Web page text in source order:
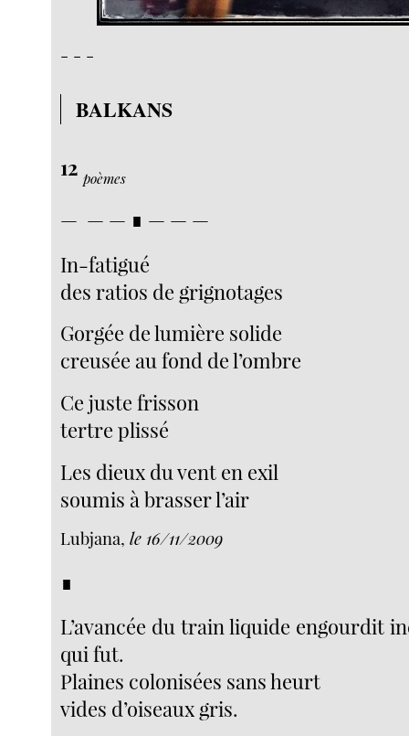
- - -
BALKANS
12 poèmes
— — — ∎ — — —
In-fatigué
des ratios de grignotages
Gorgée de lumière solide
creusée au fond de l’ombre
Ce juste frisson
tertre plissé
Les dieux du vent en exil
soumis à brasser l’air
Lubjana,le 16/11/2009
∎
L’avancée du train liquide engourdit
qui fut.
Plaines colonisées sans heurt
vides d’oiseaux gris.